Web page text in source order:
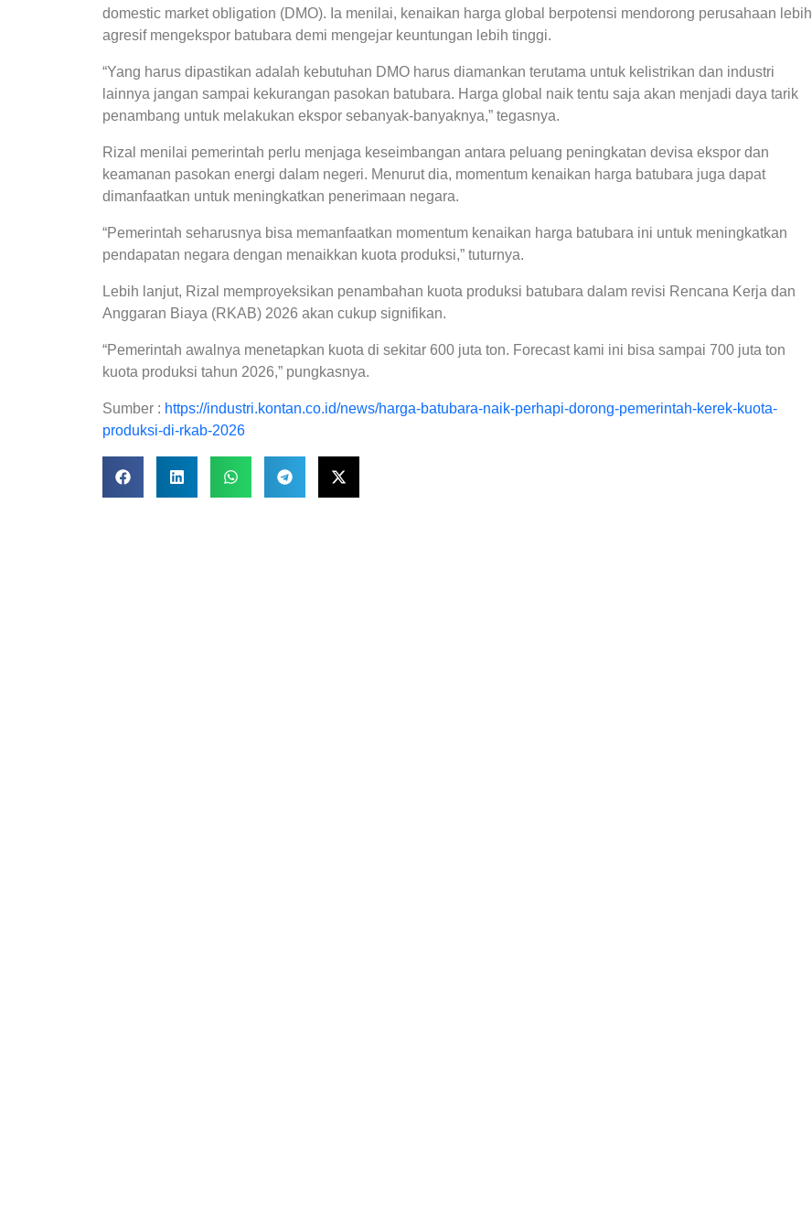
domestic market obligation (DMO). Ia menilai, kenaikan harga global berpotensi mendorong perusahaan lebih
agresif mengekspor batubara demi mengejar keuntungan lebih tinggi.
“Yang harus dipastikan adalah kebutuhan DMO harus diamankan terutama untuk kelistrikan dan industri
lainnya jangan sampai kekurangan pasokan batubara. Harga global naik tentu saja akan menjadi daya tarik
penambang untuk melakukan ekspor sebanyak-banyaknya,” tegasnya.
Rizal menilai pemerintah perlu menjaga keseimbangan antara peluang peningkatan devisa ekspor dan
keamanan pasokan energi dalam negeri. Menurut dia, momentum kenaikan harga batubara juga dapat
dimanfaatkan untuk meningkatkan penerimaan negara.
“Pemerintah seharusnya bisa memanfaatkan momentum kenaikan harga batubara ini untuk meningkatkan
pendapatan negara dengan menaikkan kuota produksi,” tuturnya.
Lebih lanjut, Rizal memproyeksikan penambahan kuota produksi batubara dalam revisi Rencana Kerja dan
Anggaran Biaya (RKAB) 2026 akan cukup signifikan.
“Pemerintah awalnya menetapkan kuota di sekitar 600 juta ton. Forecast kami ini bisa sampai 700 juta ton
kuota produksi tahun 2026,” pungkasnya.
Sumber : https://industri.kontan.co.id/news/harga-batubara-naik-perhapi-dorong-pemerintah-kerek-kuota-
produksi-di-rkab-2026